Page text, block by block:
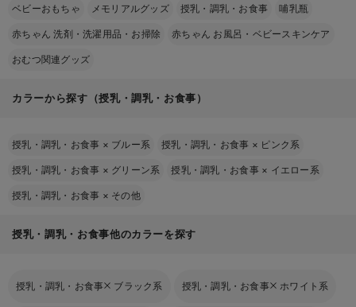
ベビーおもちゃ メモリアルグッズ 授乳・調乳・お食事 哺乳瓶
赤ちゃん 洗剤・洗濯用品・お掃除 赤ちゃん お風呂・ベビースキンケア
おむつ関連グッズ
カラーから探す（授乳・調乳・お食事）
授乳・調乳・お食事 × ブルー系 授乳・調乳・お食事 × ピンク系
授乳・調乳・お食事 × グリーン系 授乳・調乳・お食事 × イエロー系
授乳・調乳・お食事 × その他
授乳・調乳・お食事他のカラーを探す
授乳・調乳・お食事 ブラック系 授乳・調乳・お食事 ホワイト系